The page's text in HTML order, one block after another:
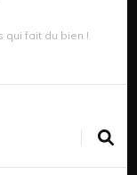
qui fait du bien !